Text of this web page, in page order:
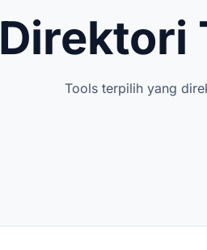
Direktori
Tools terpilih yang